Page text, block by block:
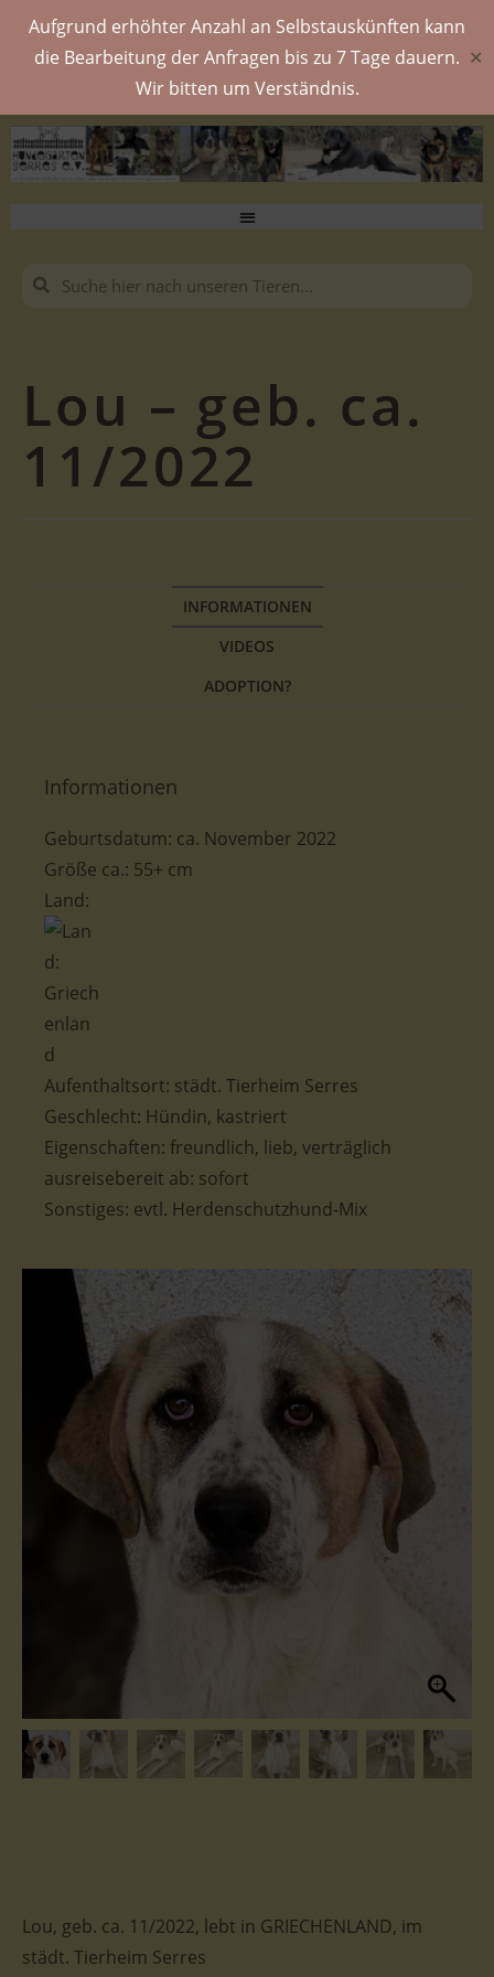
Aufgrund erhöhter Anzahl an Selbstauskünften kann
die Bearbeitung der Anfragen bis zu 7 Tage dauern.
Wir bitten um Verständnis.
✕
Lou – geb. ca.
11/2022
INFORMATIONEN
VIDEOS
ADOPTION?
Informationen
Geburtsdatum: ca. November 2022
Größe ca.: 55+ cm
Land:
Aufenthaltsort: städt. Tierheim Serres
Geschlecht: Hündin, kastriert
Eigenschaften: freundlich, lieb, verträglich
ausreisebereit ab: sofort
Sonstiges: evtl. Herdenschutzhund-Mix
Lou, geb. ca. 11/2022, lebt in GRIECHENLAND, im
städt. Tierheim Serres